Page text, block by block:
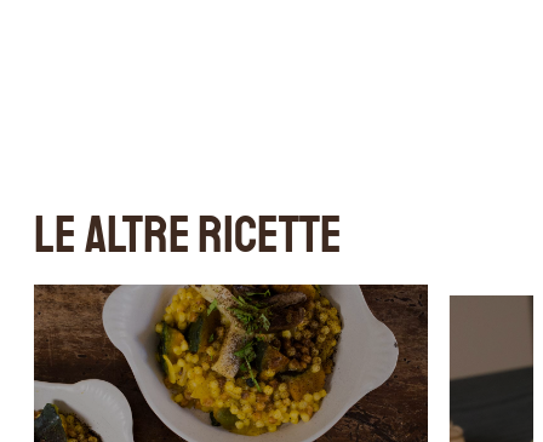
LE ALTRE RICETTE